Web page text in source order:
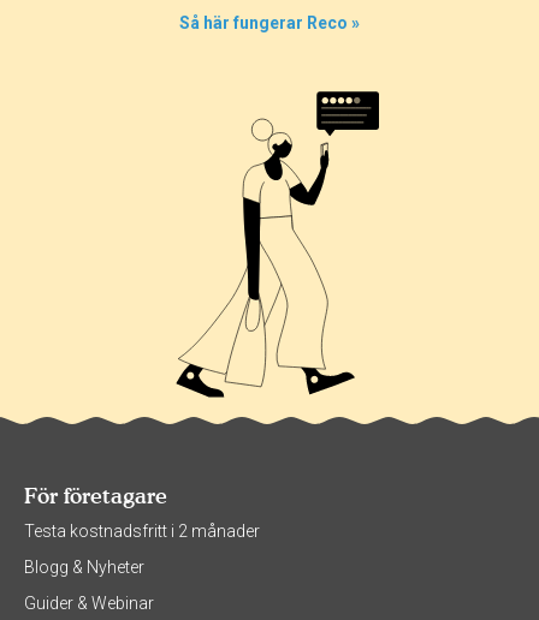
Så här fungerar Reco »
För företagare
Testa kostnadsfritt i 2 månader
Blogg & Nyheter
Guider & Webinar